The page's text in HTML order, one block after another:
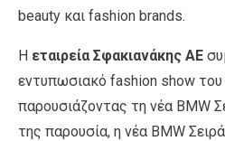
beauty και fashion brands.
Η εταιρεία Σφακιανάκης ΑΕ
εντυπωσιακό fashion show
παρουσιάζοντας τη νέα BMW
της παρουσία, η νέα BMW